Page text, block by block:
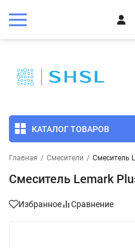
КАТАЛОГ ТОВАРОВ
Главная / Смесители / Смеситель
Смеситель Lemark
Избранное Сравнение